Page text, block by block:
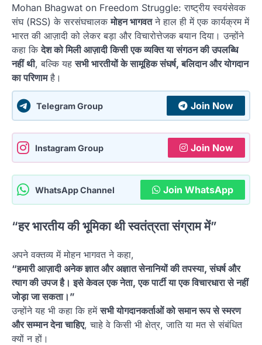
Mohan Bhagwat on Freedom Struggle: राष्ट्रीय स्वयंसेवक
संघ (RSS) के सरसंघचालकमोहन भागवतने हाल ही में एक कार्यक्रम में
भारत की आज़ादी को लेकर बड़ा और विचारोत्तेजक बयान दिया। उन्होंने
कहा किदेश को मिली आज़ादी किसी एक व्यक्ति या संगठन की उपलब्धि
नहीं थी, बल्कि यहसभी भारतीयों के सामूहिक संघर्ष, बलिदान और योगदान
का परिणामहै।
Telegram Group Join Now
Instagram Group Join Now
WhatsApp Channel Join WhatsApp
“हर भारतीय की भूमिका थी स्वतंत्रता संग्राम में”
अपने वक्तव्य में मोहन भागवत ने कहा,
“हमारी आज़ादी अनेक ज्ञात और अज्ञात सेनानियों की तपस्या, संघर्ष और
त्याग की उपज है। इसे केवल एक नेता, एक पार्टी या एक विचारधारा से नहीं
जोड़ा जा सकता।”
उन्होंने यह भी कहा कि हमेंसभी योगदानकर्ताओं को समान रूप से स्मरण
और सम्मान देना चाहिए, चाहे वे किसी भी क्षेत्र, जाति या मत से संबंधित
क्यों न हों।